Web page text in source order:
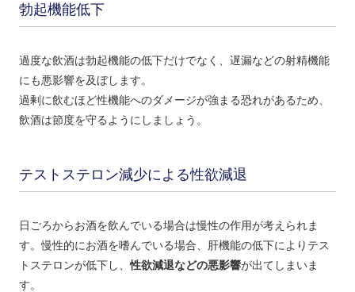
勃起機能低下
過度な飲酒は勃起機能の低下だけでなく、遅漏などの射精機能
にも悪影響を及ぼします。
過剰に飲むほど性機能へのダメージが強まる恐れがあるため、
飲酒は節度を守るようにしましょう。
テストステロン減少による性欲減退
日ごろからお酒を飲んでいる場合は慢性の作用が考えられま
す。慢性的にお酒を嗜んでいる場合、肝機能の低下によりテス
トステロンが低下し、性欲減退などの悪影響が出てしまいま
す。